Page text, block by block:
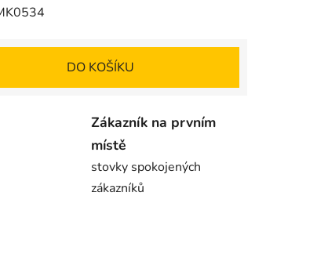
DO KOŠÍKU
Zákazník na prvním
místě
stovky spokojených
zákazníků